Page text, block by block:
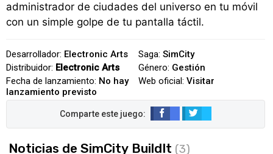
administrador de ciudades del universo en tu móvil
con un simple golpe de tu pantalla táctil.
Desarrollador: Electronic Arts
Distribuidor: Electronic Arts
Fecha de lanzamiento: No hay
lanzamiento previsto
Saga: SimCity
Género: Gestión
Web oficial: Visitar
Noticias de SimCity BuildIt (3)